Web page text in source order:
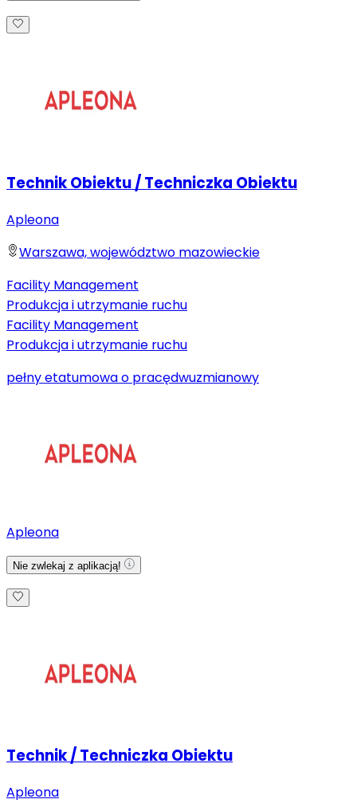
Technik Obiektu / Techniczka Obiektu
Apleona
Warszawa, województwo mazowieckie
Facility Management
Produkcja i utrzymanie ruchu
Facility Management
Produkcja i utrzymanie ruchu
pełny etatumowa o pracędwuzmianowy
Apleona
Nie zwlekaj z aplikacją!
Technik / Techniczka Obiektu
Apleona